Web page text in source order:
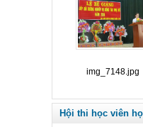
img_7148.jpg
Hội thi học viên